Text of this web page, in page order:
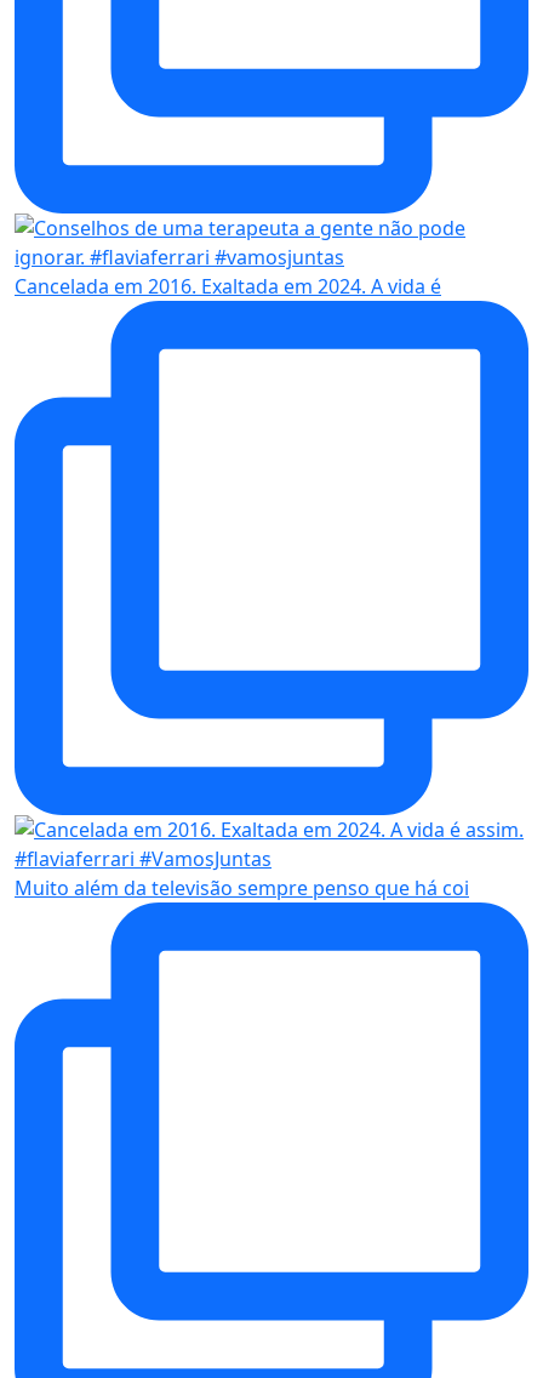
Cancelada em 2016. Exaltada em 2024. A vida é
Muito além da televisão sempre penso que há coi